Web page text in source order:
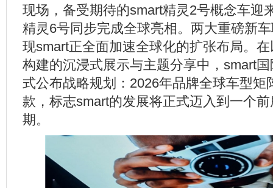
现场，备受期待的smart精灵2号概念车迎
精灵6号同步完成全球亮相。两大重磅新
现smart正全面加速全球化的扩张布局。
构建的沉浸式展示与主题分享中，smart
式公布战略规划：2026年品牌全球车型矩
款，标志smart的发展将正式迈入到一个
期。